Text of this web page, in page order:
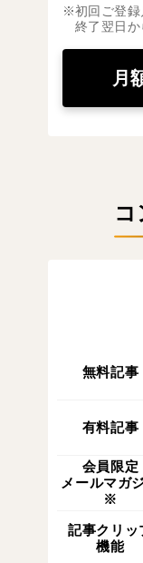
初回ご登
終了翌日か
月
コ
無料記事
有料記事
会員限定
メールマガ
※
記事クリッ
機能